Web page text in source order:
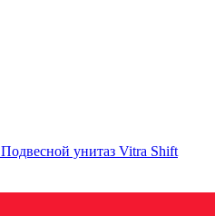
Подвесной унитаз Vitra Shift